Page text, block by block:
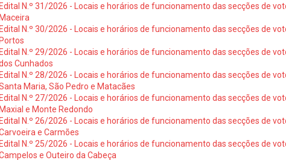
Edital N.º 31/2026 - Locais e horários de funcionamento das secções de
Maceira
Edital N.º 30/2026 - Locais e horários de funcionamento das secções de
Portos
Edital N.º 29/2026 - Locais e horários de funcionamento das secções de
Cunhados
Edital N.º 28/2026 - Locais e horários de funcionamento das secções de
Maria, São Pedro e Matacães
Edital N.º 27/2026 - Locais e horários de funcionamento das secções de
Maxial e Monte Redondo
Edital N.º 26/2026 - Locais e horários de funcionamento das secções de
e Carmões
Edital N.º 25/2026 - Locais e horários de funcionamento das secções de
e Outeiro da Cabeça